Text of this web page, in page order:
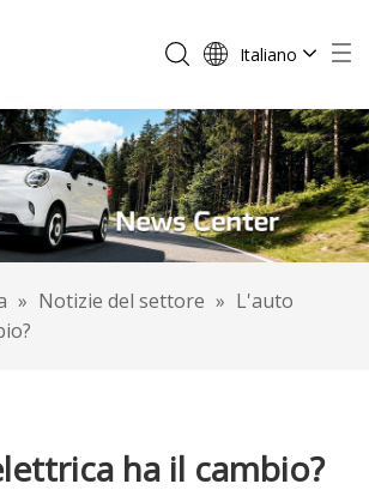
Italiano
Français
Español
Português
Deutsch
» Notizie del settore » L'auto
ha il cambio?